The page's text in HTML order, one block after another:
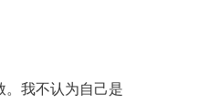
。我不认为自己是